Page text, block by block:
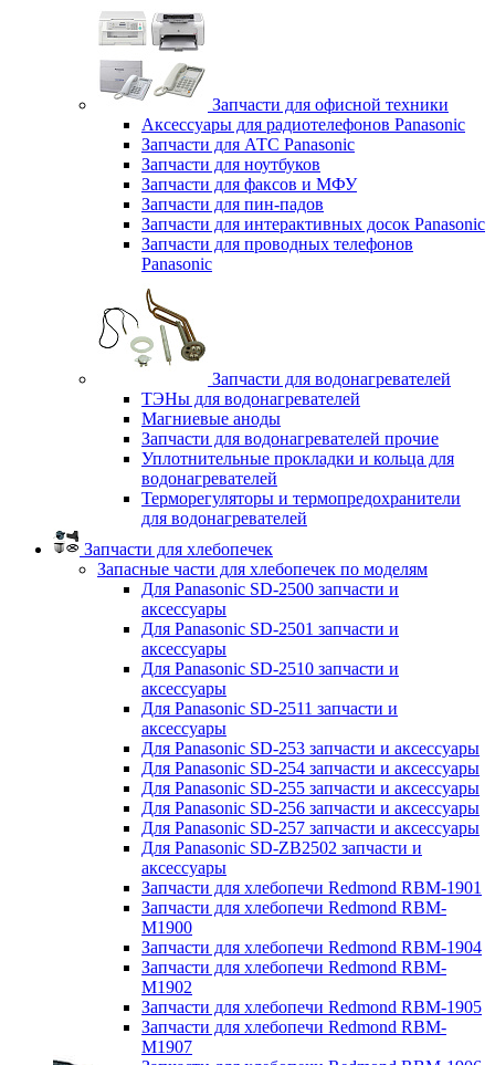
Запчасти для офисной техники
Аксессуары для радиотелефонов Panasonic
Запчасти для АТС Panasonic
Запчасти для ноутбуков
Запчасти для факсов и МФУ
Запчасти для пин-падов
Запчасти для интерактивных досок Panasonic
Запчасти для проводных телефонов
Panasonic
Запчасти для водонагревателей
ТЭНы для водонагревателей
Магниевые аноды
Запчасти для водонагревателей прочие
Уплотнительные прокладки и кольца для
водонагревателей
Терморегуляторы и термопредохранители
для водонагревателей
Запчасти для хлебопечек
Запасные части для хлебопечек по моделям
Для Panasonic SD-2500 запчасти и
аксессуары
Для Panasonic SD-2501 запчасти и
аксессуары
Для Panasonic SD-2510 запчасти и
аксессуары
Для Panasonic SD-2511 запчасти и
аксессуары
Для Panasonic SD-253 запчасти и аксессуары
Для Panasonic SD-254 запчасти и аксессуары
Для Panasonic SD-255 запчасти и аксессуары
Для Panasonic SD-256 запчасти и аксессуары
Для Panasonic SD-257 запчасти и аксессуары
Для Panasonic SD-ZB2502 запчасти и
аксессуары
Запчасти для хлебопечи Redmond RBM-1901
Запчасти для хлебопечи Redmond RBM-
M1900
Запчасти для хлебопечи Redmond RBM-1904
Запчасти для хлебопечи Redmond RBM-
M1902
Запчасти для хлебопечи Redmond RBM-1905
Запчасти для хлебопечи Redmond RBM-
M1907